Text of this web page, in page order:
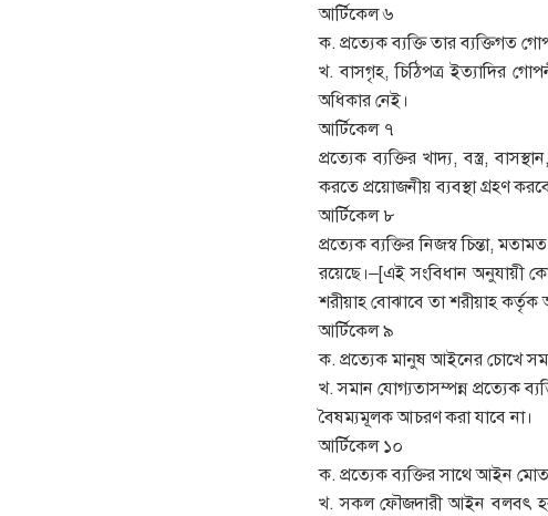
আর্টিকেল ৬
ক. প্রত্যেক ব্যক্তি তার ব্যক্তিগত
খ. বাসগৃহ, চিঠিপত্র ইত্যাদির
অধিকার নেই।
আর্টিকেল ৭
প্রত্যেক ব্যক্তির খাদ্য, বস্ত্র,
করতে প্রয়োজনীয় ব্যবস্থা গ্রহণ
আর্টিকেল ৮
প্রত্যেক ব্যক্তির নিজস্ব চিন্তা,
রয়েছে।–[এই সংবিধান অনুযায়ী
শরীয়াহ বোঝাবে তা শরীয়াহ
আর্টিকেল ৯
ক. প্রত্যেক মানুষ আইনের চোখে
খ. সমান যোগ্যতাসম্পন্ন প্রত্যেক
বৈষম্যমূলক আচরণ করা যাবে না।
আর্টিকেল ১০
ক. প্রত্যেক ব্যক্তির সাথে আইন
খ. সকল ফৌজদারী আইন বলবৎ